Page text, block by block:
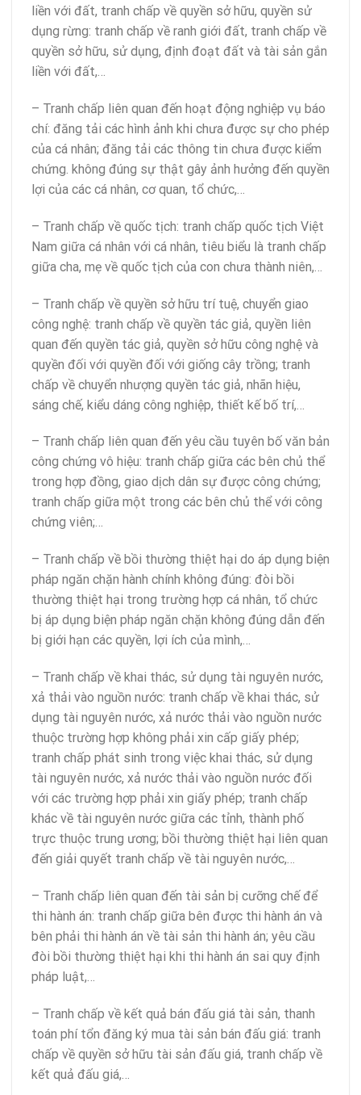
liền với đất, tranh chấp về quyền sở hữu, quyền sử
dụng rừng: tranh chấp về ranh giới đất, tranh chấp về
quyền sở hữu, sử dụng, định đoạt đất và tài sản gắn
liền với đất,…
– Tranh chấp liên quan đến hoạt động nghiệp vụ báo
chí: đăng tải các hình ảnh khi chưa được sự cho phép
của cá nhân; đăng tải các thông tin chưa được kiểm
chứng. không đúng sự thật gây ảnh hưởng đến quyền
lợi của các cá nhân, cơ quan, tổ chức,…
– Tranh chấp về quốc tịch: tranh chấp quốc tịch Việt
Nam giữa cá nhân với cá nhân, tiêu biểu là tranh chấp
giữa cha, mẹ về quốc tịch của con chưa thành niên,…
– Tranh chấp về quyền sở hữu trí tuệ, chuyển giao
công nghệ: tranh chấp về quyền tác giả, quyền liên
quan đến quyền tác giả, quyền sở hữu công nghệ và
quyền đối với quyền đối với giống cây trồng; tranh
chấp về chuyển nhượng quyền tác giả, nhãn hiệu,
sáng chế, kiểu dáng công nghiệp, thiết kế bố trí,…
– Tranh chấp liên quan đến yêu cầu tuyên bố văn bản
công chứng vô hiệu: tranh chấp giữa các bên chủ thể
trong hợp đồng, giao dịch dân sự được công chứng;
tranh chấp giữa một trong các bên chủ thể với công
chứng viên;…
– Tranh chấp về bồi thường thiệt hại do áp dụng biện
pháp ngăn chặn hành chính không đúng: đòi bồi
thường thiệt hại trong trường hợp cá nhân, tổ chức
bị áp dụng biện pháp ngăn chặn không đúng dẫn đến
bị giới hạn các quyền, lợi ích của mình,…
– Tranh chấp về khai thác, sử dụng tài nguyên nước,
xả thải vào nguồn nước: tranh chấp về khai thác, sử
dụng tài nguyên nước, xả nước thải vào nguồn nước
thuộc trường hợp không phải xin cấp giấy phép;
tranh chấp phát sinh trong việc khai thác, sử dụng
tài nguyên nước, xả nước thải vào nguồn nước đối
với các trường hợp phải xin giấy phép; tranh chấp
khác về tài nguyên nước giữa các tỉnh, thành phố
trực thuộc trung ương; bồi thường thiệt hại liên quan
đến giải quyết tranh chấp về tài nguyên nước,…
– Tranh chấp liên quan đến tài sản bị cưỡng chế để
thi hành án: tranh chấp giữa bên được thi hành án và
bên phải thi hành án về tài sản thi hành án; yêu cầu
đòi bồi thường thiệt hại khi thi hành án sai quy định
pháp luật,…
– Tranh chấp về kết quả bán đấu giá tài sản, thanh
toán phí tổn đăng ký mua tài sản bán đấu giá: tranh
chấp về quyền sở hữu tài sản đấu giá, tranh chấp về
kết quả đấu giá,…